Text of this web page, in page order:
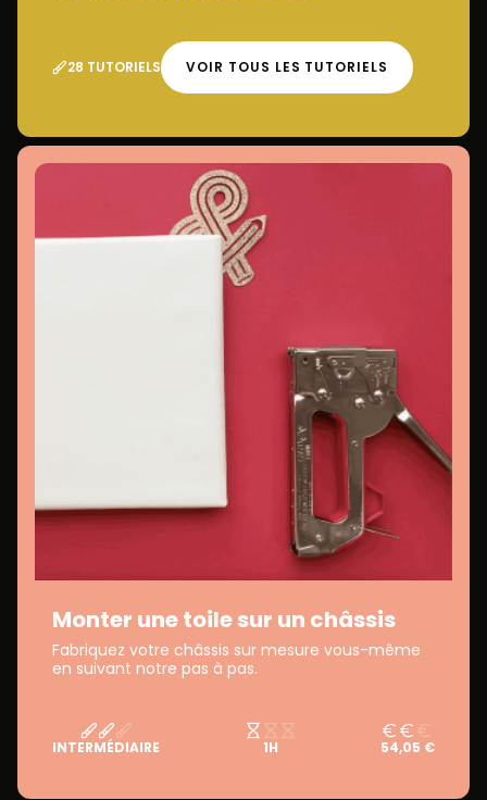
28 TUTORIELS VOIR TOUS LES TUTORIELS
Monter une toile sur un châssis
Fabriquez votre châssis sur mesure vous-même
en suivant notre pas à pas.
INTERMÉDIAIRE 1H 54,05 €